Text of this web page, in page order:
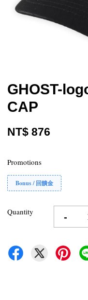
GHOST-
CAP
NT$ 876
Promotions
Bonus / 回饋金
Quantity -